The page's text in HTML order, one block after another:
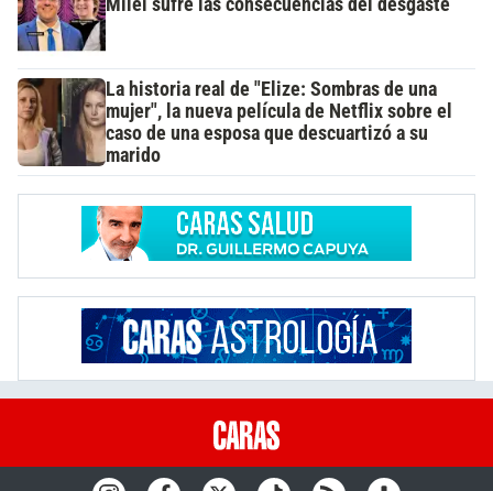
Milei sufre las consecuencias del desgaste
La historia real de "Elize: Sombras de una
mujer", la nueva película de Netflix sobre el
caso de una esposa que descuartizó a su
marido